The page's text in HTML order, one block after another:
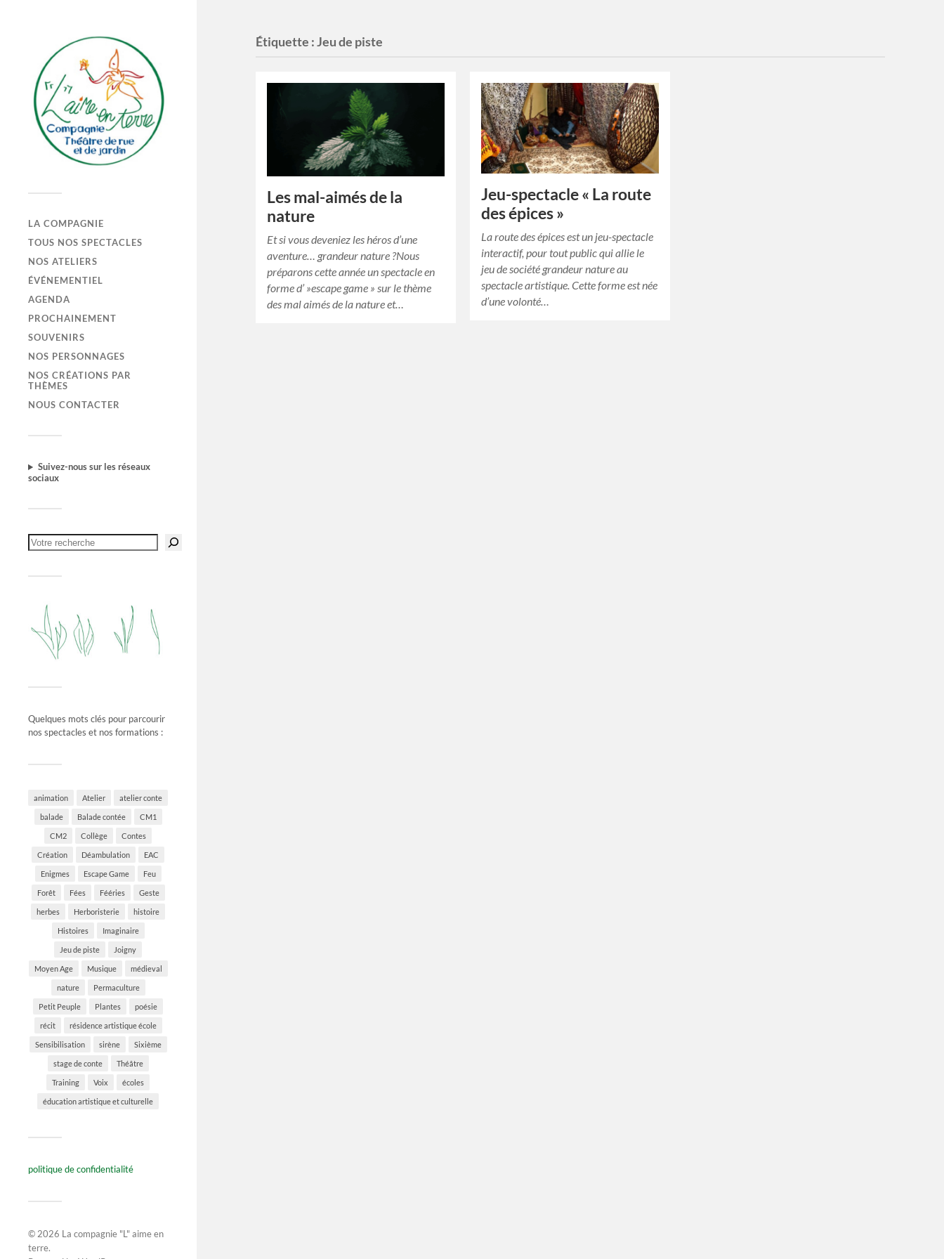
LA COMPAGNIE
TOUS NOS SPECTACLES
NOS ATELIERS
ÉVÉNEMENTIEL
AGENDA
PROCHAINEMENT
SOUVENIRS
NOS PERSONNAGES
NOS CRÉATIONS PAR
THÈMES
NOUS CONTACTER
Suivez-nous sur les réseaux
sociaux
Quelques mots clés pour parcourir
nos spectacles et nos formations :
animation Atelier atelier conte
balade Balade contée CM1
CM2 Collège Contes
Création Déambulation EAC
Enigmes Escape Game Feu
Forêt Fées Fééries Geste
herbes Herboristerie histoire
Histoires Imaginaire
Jeu de piste Joigny
Moyen Age Musique médieval
nature Permaculture
Petit Peuple Plantes poésie
récit résidence artistique école
Sensibilisation sirène Sixième
stage de conte Théâtre
Training Voix écoles
éducation artistique et culturelle
politique de confidentialité
© 2026 La compagnie "L" aime en
terre.
Étiquette :Jeu de piste
Les mal-aimés de la
nature
Et si vous deveniez les héros d’une
aventure… grandeur nature ?Nous
préparons cette année un spectacle en
forme d’ »escape game » sur le thème
des mal aimés de la nature et…
Jeu-spectacle « La route
des épices »
La route des épices est un jeu-spectacle
interactif, pour tout public qui allie le
jeu de société grandeur nature au
spectacle artistique. Cette forme est née
d’une volonté…